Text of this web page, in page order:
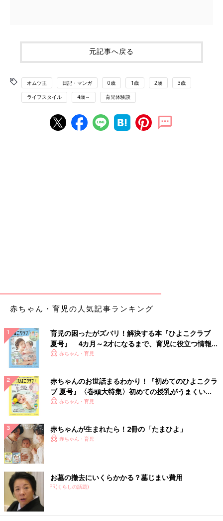
元記事へ戻る
オムツ王 日記・マンガ 0歳 1歳 2歳 3歳
ライフスタイル 4歳～ 育児体験談
赤ちゃん・育児の人気記事ランキング
育児の困ったがズバリ！解決する本『ひよこクラブ
夏号』 4カ月～2才になるまで、育児に役立つ情報が
いっぱい！
赤ちゃん・育児
赤ちゃんのお世話まるわかり！『初めてのひよこクラ
ブ 夏号』〈巻頭大特集〉初めての授乳がうまくい
く！ おっぱい・ミルクの基本と夏のトラブル 解決テ
赤ちゃん・育児
赤ちゃんが生まれたら！2冊の「たまひよ」
赤ちゃん・育児
お墓の撤去にいくらかかる？墓じまい費用
PR(くらしの話題)